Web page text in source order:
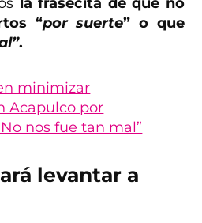
“por suerte” o que
.
minimizar
Acapulco por
nos fue tan mal”
levantar a